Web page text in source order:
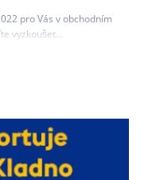
pro Vás v obchodním
vyzkoušet...